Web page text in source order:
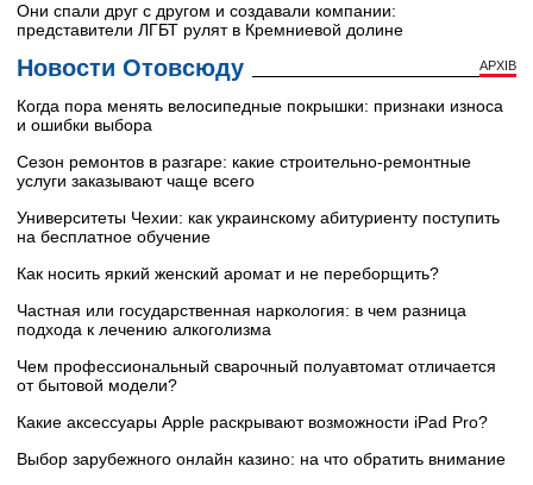
Они спали друг с другом и создавали компании:
представители ЛГБТ рулят в Кремниевой долине
Новости Отовсюду АРХІВ
Когда пора менять велосипедные покрышки: признаки износа
и ошибки выбора
Сезон ремонтов в разгаре: какие строительно-ремонтные
услуги заказывают чаще всего
Университеты Чехии: как украинскому абитуриенту поступить
на бесплатное обучение
Как носить яркий женский аромат и не переборщить?
Частная или государственная наркология: в чем разница
подхода к лечению алкоголизма
Чем профессиональный сварочный полуавтомат отличается
от бытовой модели?
Какие аксессуары Apple раскрывают возможности iPad Pro?
Выбор зарубежного онлайн казино: на что обратить внимание